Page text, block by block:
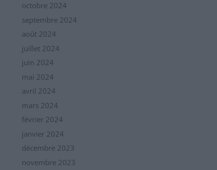
octobre 2024
septembre 2024
août 2024
juillet 2024
juin 2024
mai 2024
avril 2024
mars 2024
février 2024
janvier 2024
décembre 2023
novembre 2023